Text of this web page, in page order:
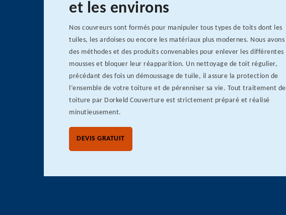
et les environs
Nos couvreurs sont formés pour manipuler tous types de toits dont les
tuiles, les ardoises ou encore les matériaux plus modernes. Nous avons
des méthodes et des produits convenables pour enlever les différentes
mousses et bloquer leur réapparition. Un nettoyage de toit régulier,
précédant des fois un démoussage de tuile, il assure la protection de
l’ensemble de votre toiture et de pérenniser sa vie. Tout traitement de
toiture par Dorkeld Couverture est strictement préparé et réalisé
minutieusement.
DEVIS GRATUIT